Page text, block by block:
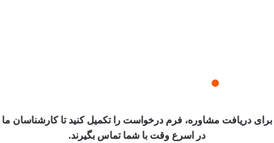
برای دریافت مشاوره، فرم درخواست را تکمیل کنید تا کارشناسان ما
در اسرع وقت با شما تماس بگیرند.